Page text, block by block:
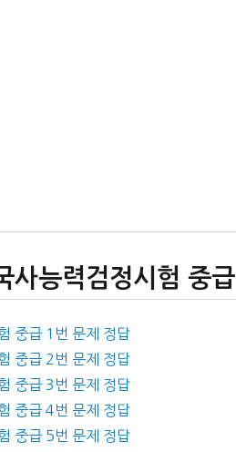
능력검정시험 중급
중급 1번 문제 정답
중급 2번 문제 정답
중급 3번 문제 정답
중급 4번 문제 정답
중급 5번 문제 정답